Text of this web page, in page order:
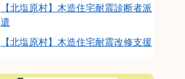
【北塩原村】木造住宅耐震診断者派
遣
【北塩原村】木造住宅耐震改修支援